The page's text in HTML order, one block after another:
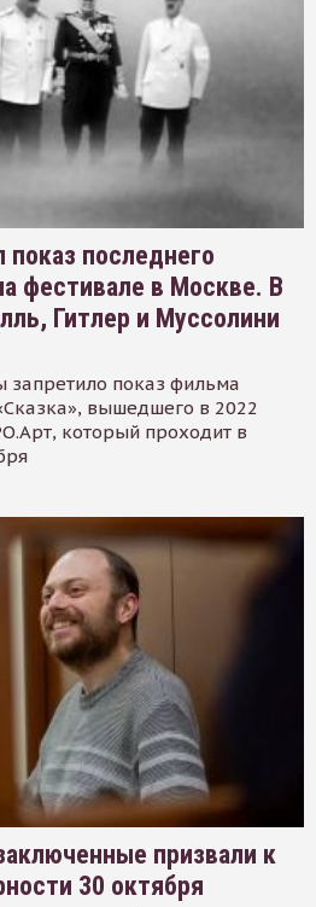
показ последнего
фестивале в Москве. В
Гитлер и Муссолини
запретило показ фильма
вышедшего в 2022
который проходит в
призвали к
30 октября